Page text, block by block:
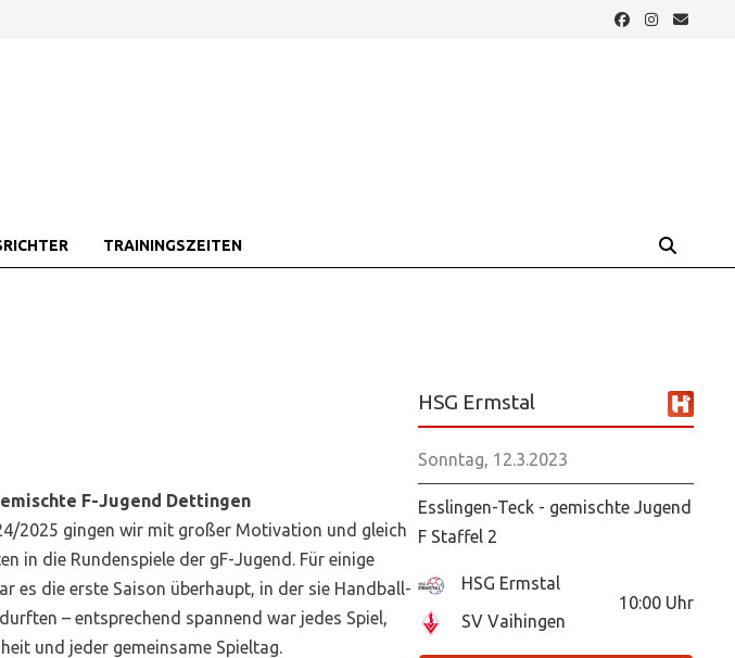
TRAININGSZEITEN
F-Jugend Dettingen
2025 gingen wir mit großer Motivation und gleich
in die Rundenspiele der gF-Jugend. Für einige
es die erste Saison überhaupt, in der sie Handball-
– entsprechend spannend war jedes Spiel,
und jeder gemeinsame Spieltag.
HSG Ermstal
Sonntag, 12.3.2023
Esslingen-Teck - gemischte Jugend
F Staffel 2
HSG Ermstal
SV Vaihingen
10:00Uhr